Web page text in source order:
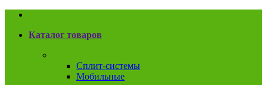
Каталог товаров
Сплит-системы
Мобильные